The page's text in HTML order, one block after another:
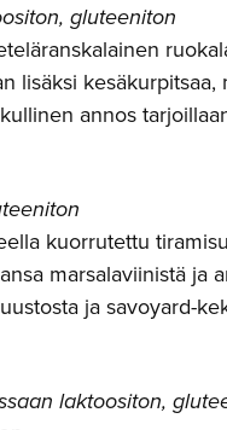
gluteeniton
lisäksi kesäkurpitsaa,
annos
kuorrutettu
marsalaviinistä ja
ja savoyard-
laktoositon,